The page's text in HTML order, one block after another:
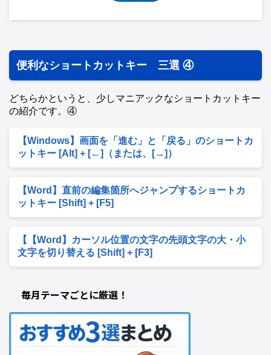
便利なショートカットキー 三選 ④
どちらかというと、少しマニアックなショートカットキー
の紹介です。④
【Windows】画面を「進む」と「戻る」のショートカ
ットキー [Alt] + [←]（または、[→]）
【Word】直前の編集箇所へジャンプするショートカ
ットキー [Shift] + [F5]
【【Word】カーソル位置の文字の先頭文字の大・小
文字を切り替える [Shift] + [F3]
毎月テーマごとに厳選！